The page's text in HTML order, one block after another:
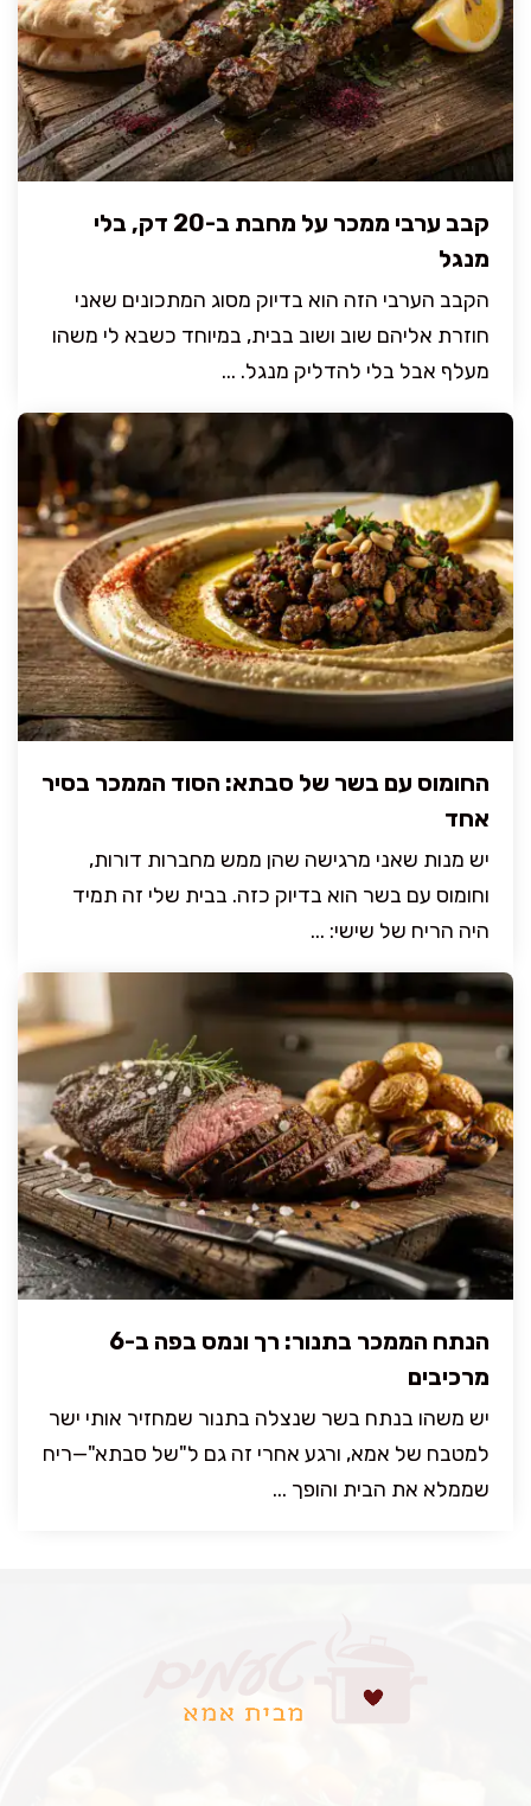
קבב ערבי ממכר על מחבת ב-20 דק, בלי
מנגל
הקבב הערבי הזה הוא בדיוק מסוג המתכונים שאני
חוזרת אליהם שוב ושוב בבית, במיוחד כשבא לי משהו
מעלף אבל בלי להדליק מנגל. ...
החומוס עם בשר של סבתא: הסוד הממכר בסיר
אחד
יש מנות שאני מרגישה שהן ממש מחברות דורות,
וחומוס עם בשר הוא בדיוק כזה. בבית שלי זה תמיד
היה הריח של שישי: ...
הנתח הממכר בתנור: רך ונמס בפה ב-6
מרכיבים
יש משהו בנתח בשר שנצלה בתנור שמחזיר אותי ישר
למטבח של אמא, ורגע אחרי זה גם ל"של סבתא"—ריח
שממלא את הבית והופך ...